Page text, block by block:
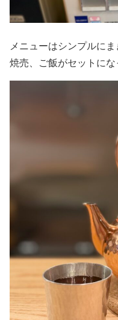
メニューはシンプルにま
焼売、ご飯がセットにな